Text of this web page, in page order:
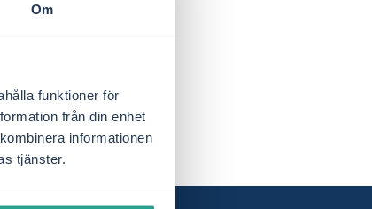
Om
funktioner för
från din enhet
informationen
tjänster.